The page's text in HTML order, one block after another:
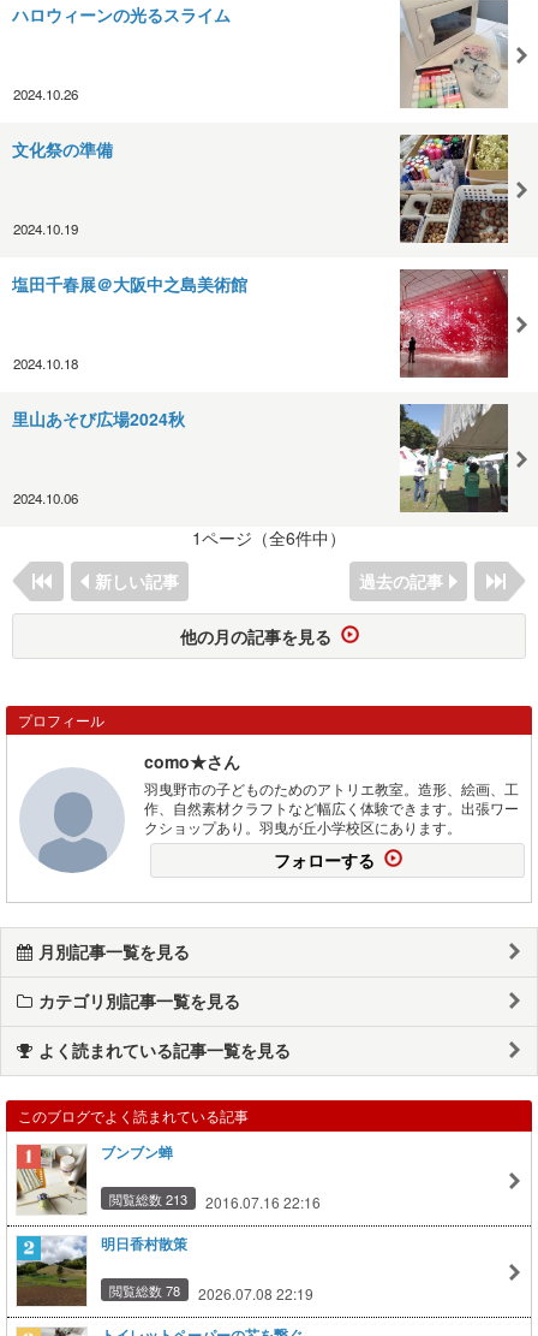
ハロウィーンの光るスライム
2024.10.26
文化祭の準備
2024.10.19
塩田千春展＠大阪中之島美術館
2024.10.18
里山あそび広場2024秋
2024.10.06
1ページ（全6件中）
新しい記事
過去の記事
他の月の記事を見る
プロフィール
como★さん
羽曳野市の子どものためのアトリエ教室。造形、絵画、工
作、自然素材クラフトなど幅広く体験できます。出張ワー
クショップあり。羽曳が丘小学校区にあります。
フォローする
月別記事一覧を見る
カテゴリ別記事一覧を見る
よく読まれている記事一覧を見る
このブログでよく読まれている記事
ブンブン蝉
閲覧総数 213 2016.07.16 22:16
明日香村散策
閲覧総数 78 2026.07.08 22:19